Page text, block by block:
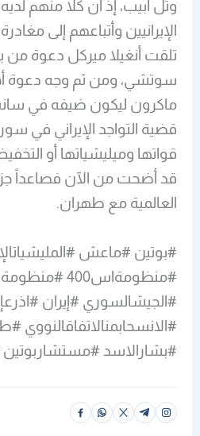
وتل أبيب، إذ أن كلاً منهم
الإيرانيين وأتباعهم إلى
تلقت أنغيلا ميركل دعوة من
سوتشي، ومن ثم وجه دعوة
ماكرون ليكون ضيفه في
قضية التواجد الإيراني في
قواتها وميليشياتها أو
قد أضحت من الآن فصاعداً
العالمية مع طهران.
#بوتين #ماعش
#الجيشالسوري #إيران
#بشارالاسد #مستشاربوتين